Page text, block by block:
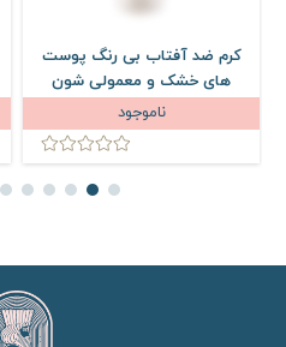
کرم ضد آفتاب بی رنگ پوست
های خشک و معمولی شون
ناموجود